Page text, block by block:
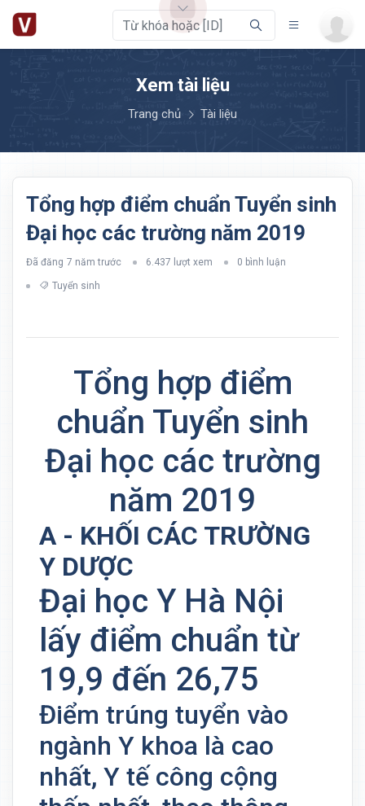
Xem tài liệu
Trang chủ Tài liệu
Tổng hợp điểm chuẩn Tuyển sinh
Đại học các trường năm 2019
Đã đăng 7 năm trước 6.437 lượt xem 0 bình luận
Tuyển sinh
Tổng hợp điểm
chuẩn Tuyển sinh
Đại học các trường
năm 2019
A - KHỐI CÁC TRƯỜNG
Y DƯỢC
Đại học Y Hà Nội
lấy điểm chuẩn từ
19,9 đến 26,75
Điểm trúng tuyển vào
ngành Y khoa là cao
nhất, Y tế công cộng